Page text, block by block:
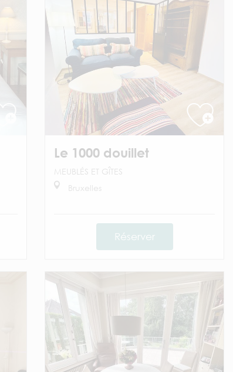
Le 1000 douillet
MEUBLÉS ET GÎTES
Bruxelles
Réserver